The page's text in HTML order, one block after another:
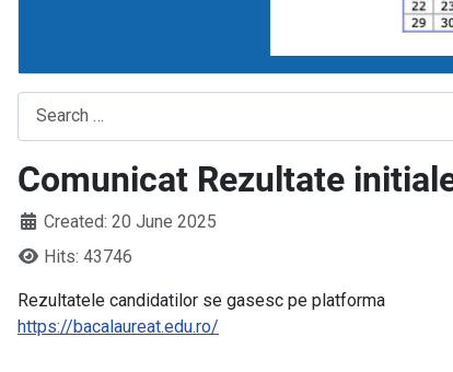
Comunicat Rezultate
Created: 20 June 2025
Hits: 43746
Rezultatele candidatilor se gasesc pe platforma
https://bacalaureat.edu.ro/